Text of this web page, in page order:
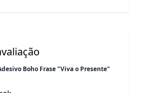
Boho Frase "Viva o Presente"